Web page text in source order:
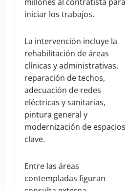
iniciar los trabajos.
La intervención incluye la
rehabilitación de áreas
clínicas y administrativas,
reparación de techos,
adecuación de redes
eléctricas y sanitarias,
pintura general y
modernización de espacios
clave.
Entre las áreas
contempladas figuran